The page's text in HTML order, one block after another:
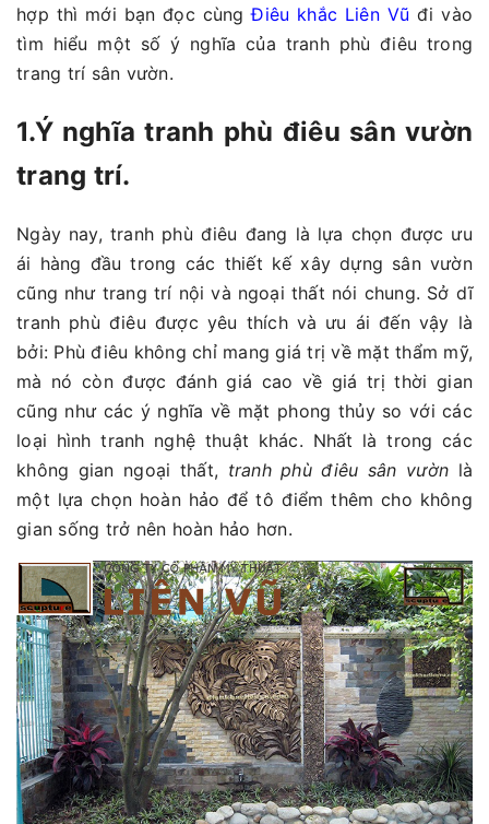
hợp thì mới bạn đọc cùngĐiêu khắc Liên Vũ đi vào
tìm hiểu một số ý nghĩa của tranh phù điêu trong
trang trí sân vườn.
1.Ý nghĩa tranh phù điêu sân vườn
trang trí.
Ngày nay, tranh phù điêu đang là lựa chọn được ưu
ái hàng đầu trong các thiết kế xây dựng sân vườn
cũng như trang trí nội và ngoại thất nói chung. Sở dĩ
tranh phù điêu được yêu thích và ưu ái đến vậy là
bởi: Phù điêu không chỉ mang giá trị về mặt thẩm mỹ,
mà nó còn được đánh giá cao về giá trị thời gian
cũng như các ý nghĩa về mặt phong thủy so với các
loại hình tranh nghệ thuật khác. Nhất là trong các
không gian ngoại thất, tranh phù điêu sân vườn là
một lựa chọn hoàn hảo để tô điểm thêm cho không
gian sống trở nên hoàn hảo hơn.